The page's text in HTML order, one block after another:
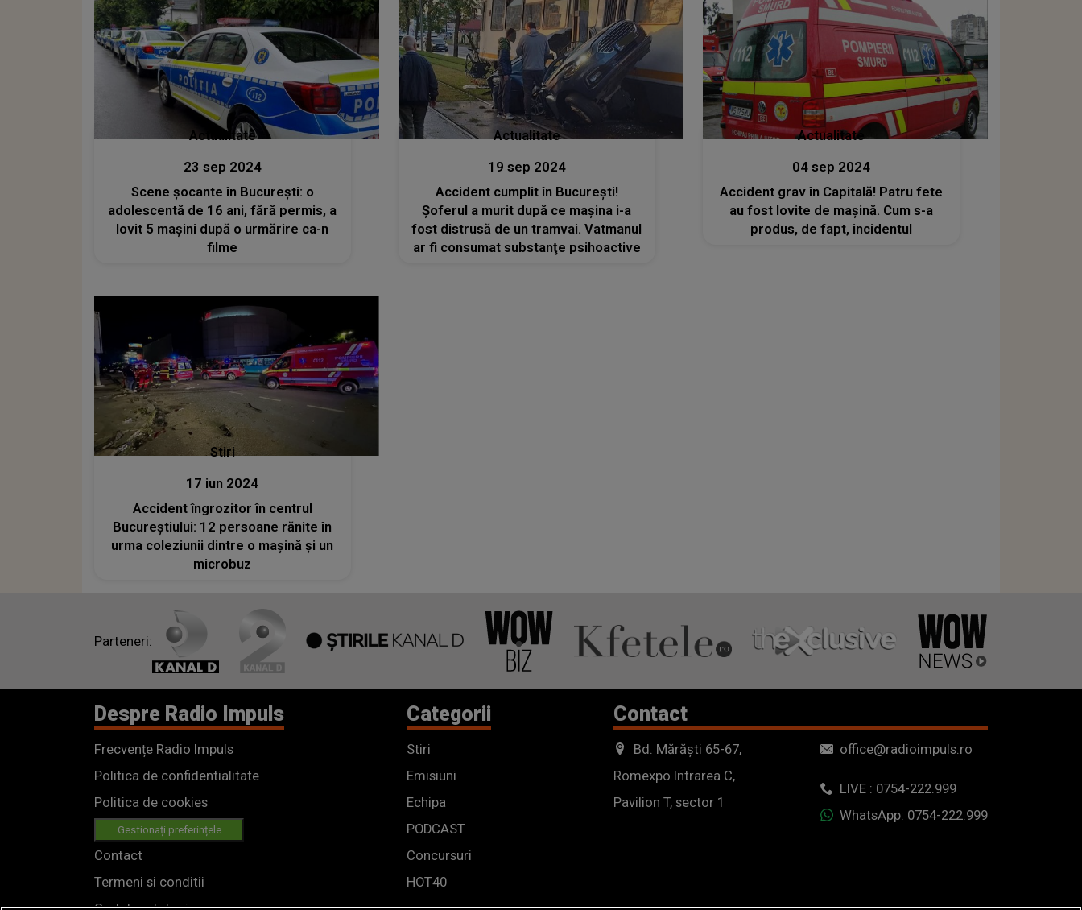
Actualitate
23 sep 2024
Scene șocante în București: o
adolescentă de 16 ani, fără permis, a
lovit 5 mașini după o urmărire ca-n
filme
Actualitate
19 sep 2024
Accident cumplit în București!
Șoferul a murit după ce mașina i-a
fost distrusă de un tramvai. Vatmanul
ar fi consumat substanţe psihoactive
Actualitate
04 sep 2024
Accident grav în Capitală! Patru fete
au fost lovite de mașină. Cum s-a
produs, de fapt, incidentul
Stiri
17 iun 2024
Accident îngrozitor în centrul
Bucureștiului: 12 persoane rănite în
urma coleziunii dintre o mașină și un
microbuz
Parteneri:
Despre Radio Impuls
Frecvențe Radio Impuls
Politica de confidentialitate
Politica de cookies
Gestionați preferințele
Contact
Termeni si conditii
Categorii
Stiri
Emisiuni
Echipa
PODCAST
Concursuri
HOT40
Contact
Bd. Mărăști 65-67,
Romexpo Intrarea C,
Pavilion T, sector 1
office@radioimpuls.ro
LIVE : 0754-222.999
WhatsApp: 0754-222.999